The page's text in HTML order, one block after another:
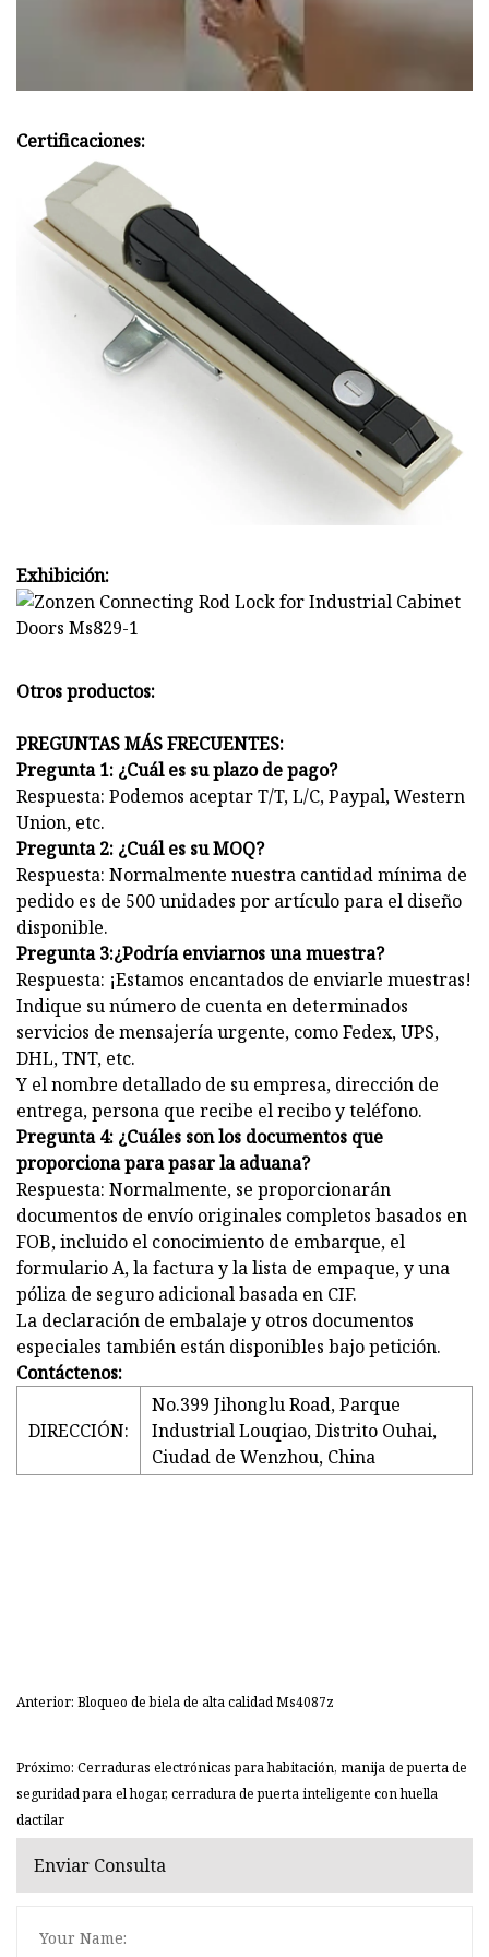
Certificaciones:
Exhibición:
Otros productos:
PREGUNTAS MÁS FRECUENTES:
Pregunta 1: ¿Cuál es su plazo de pago?
Respuesta: Podemos aceptar T/T, L/C, Paypal, Western
Union, etc.
Pregunta 2: ¿Cuál es su MOQ?
Respuesta: Normalmente nuestra cantidad mínima de
pedido es de 500 unidades por artículo para el diseño
disponible.
Pregunta 3:¿Podría enviarnos una muestra?
Respuesta: ¡Estamos encantados de enviarle muestras!
Indique su número de cuenta en determinados
servicios de mensajería urgente, como Fedex, UPS,
DHL, TNT, etc.
Y el nombre detallado de su empresa, dirección de
entrega, persona que recibe el recibo y teléfono.
Pregunta 4: ¿Cuáles son los documentos que
proporciona para pasar la aduana?
Respuesta: Normalmente, se proporcionarán
documentos de envío originales completos basados ​​en
FOB, incluido el conocimiento de embarque, el
formulario A, la factura y la lista de empaque, y una
póliza de seguro adicional basada en CIF.
La declaración de embalaje y otros documentos
especiales también están disponibles bajo petición.
Contáctenos:
DIRECCIÓN:
No.399 Jihonglu Road, Parque
Industrial Louqiao, Distrito Ouhai,
Ciudad de Wenzhou, China
Anterior: Bloqueo de biela de alta calidad Ms4087z
Próximo: Cerraduras electrónicas para habitación, manija de puerta de
seguridad para el hogar, cerradura de puerta inteligente con huella
dactilar
Enviar Consulta